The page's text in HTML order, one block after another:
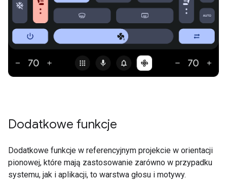
Dodatkowe funkcje
Dodatkowe funkcje w referencyjnym projekcie w orientacji
pionowej, które mają zastosowanie zarówno w przypadku
systemu, jak i aplikacji, to warstwa głosu i motywy.